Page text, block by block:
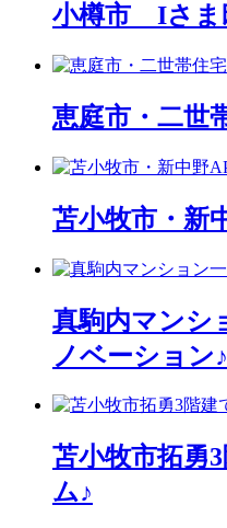
小樽市 Iさま
恵庭市・二世
苫小牧市・新
真駒内マンシ
ノベーション♪
苫小牧市拓勇
ム♪